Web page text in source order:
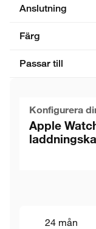
Anslutning
Färg
Passar till
Konfigurera
Apple
24 mån